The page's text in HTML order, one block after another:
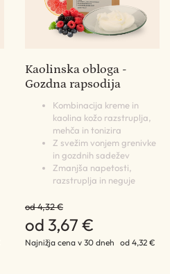
Kaolinska obloga -
Gozdna rapsodija
Kombinacija kreme in
kaolina kožo razstruplja,
mehča in tonizira
Z svežim vonjem grenivke
in gozdnih sadežev
Zmanjša napetosti,
razstruplja in neguje
od 4,32 €
od 3,67 €
Najnižja cena v 30 dneh od 4,32 €